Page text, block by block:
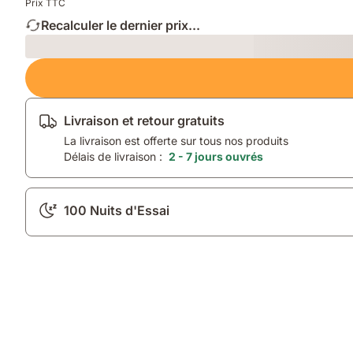
Prix TTC
Recalculer le dernier prix...
Loading
Livraison et retour gratuits
La livraison est offerte sur tous nos produits
Délais de livraison : 2 - 7 jours ouvrés
100 Nuits d'Essai